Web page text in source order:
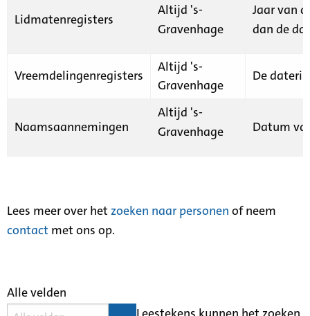
Lidmatenregisters
Altijd 's-
Gravenhage
Jaar van
dan de
Vreemdelingenregisters
Altijd 's-
Gravenhage
De
Naamsaannemingen
Altijd 's-
Gravenhage
Datum
Lees meer over het zoeken naar personen of neem
contact met ons op.
Alle velden